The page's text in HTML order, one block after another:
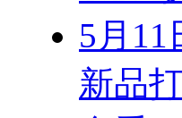
5月11
新品